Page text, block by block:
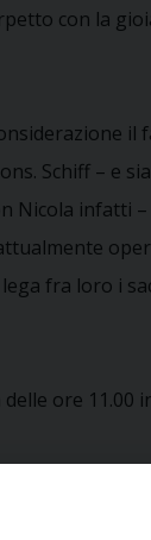
con la
Schiff – e
infatti –
fra loro i
ore 11.00